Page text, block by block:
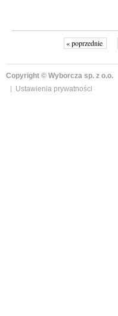
« poprzednie
Copyright © Wyborcza sp. z o.o.
Ustawienia prywatności